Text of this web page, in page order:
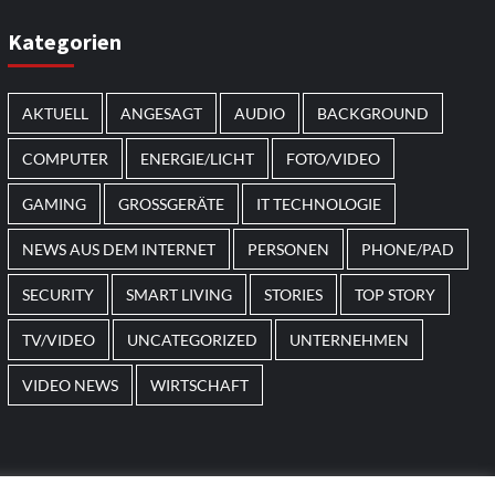
Kategorien
AKTUELL ANGESAGT AUDIO BACKGROUND
COMPUTER ENERGIE/LICHT FOTO/VIDEO
GAMING GROSSGERÄTE IT TECHNOLOGIE
NEWS AUS DEM INTERNET PERSONEN PHONE/PAD
SECURITY SMART LIVING STORIES TOP STORY
TV/VIDEO UNCATEGORIZED UNTERNEHMEN
VIDEO NEWS WIRTSCHAFT